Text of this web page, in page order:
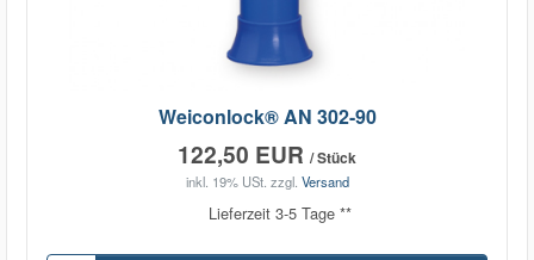
Weiconlock® AN 302-90
122,50 EUR / Stück
inkl. 19% USt. zzgl. Versand
Lieferzeit 3-5 Tage **